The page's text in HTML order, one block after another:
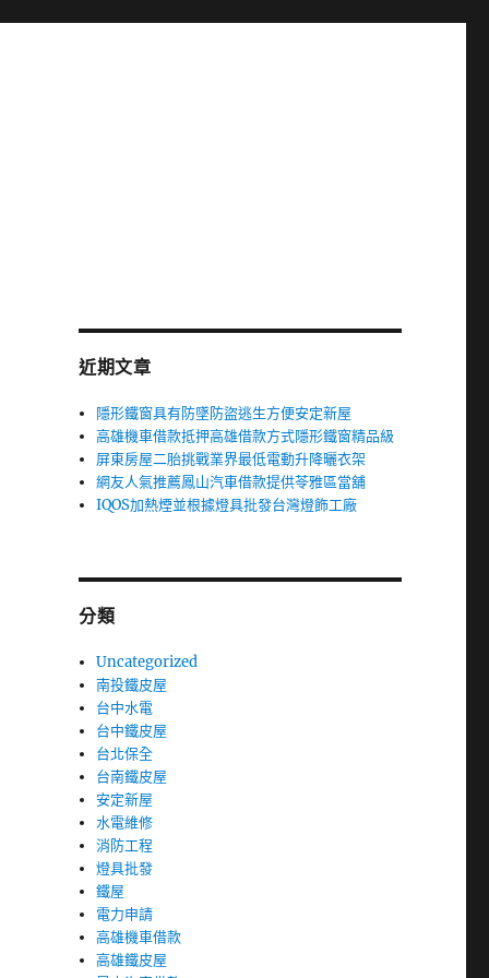
近期文章
隱形鐵窗具有防墜防盜逃生方便安定新屋
高雄機車借款抵押高雄借款方式隱形鐵窗精品級
屏東房屋二胎挑戰業界最低電動升降曬衣架
網友人氣推薦鳳山汽車借款提供苓雅區當舖
IQOS加熱煙並根據燈具批發台灣燈飾工廠
分類
Uncategorized
南投鐵皮屋
台中水電
台中鐵皮屋
台北保全
台南鐵皮屋
安定新屋
水電維修
消防工程
燈具批發
鐵屋
電力申請
高雄機車借款
高雄鐵皮屋